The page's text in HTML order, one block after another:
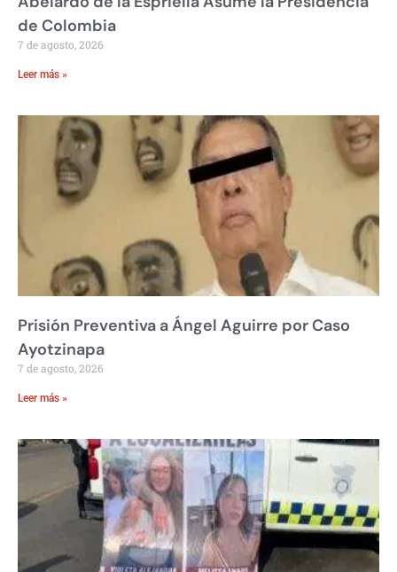
de Colombia
7 de agosto, 2026
Leer más »
Prisión Preventiva a Ángel Aguirre por Caso
Ayotzinapa
7 de agosto, 2026
Leer más »